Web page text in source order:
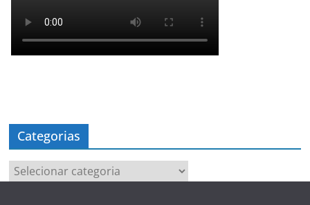
Categorias
Categorias